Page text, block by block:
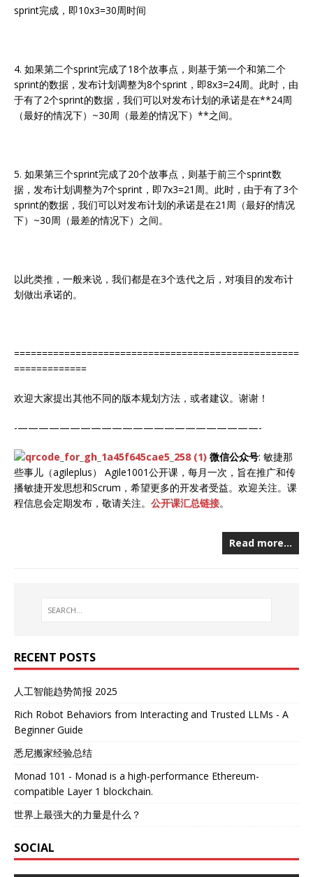
sprint完成，即10x3=30周时间
4. 如果第二个sprint完成了18个故事点，则基于第一个和第二个
sprint的数据，发布计划调整为8个sprint，即8x3=24周。此时，由
于有了2个sprint的数据，我们可以对发布计划的承诺是在**24周
（最好的情况下）~30周（最差的情况下）**之间。
5. 如果第三个sprint完成了20个故事点，则基于前三个sprint数
据，发布计划调整为7个sprint，即7x3=21周。此时，由于有了3个
sprint的数据，我们可以对发布计划的承诺是在21周（最好的情况
下）~30周（最差的情况下）之间。
以此类推，一般来说，我们都是在3个迭代之后，对项目的发布计
划做出承诺的。
===================================================
=============
欢迎大家提出其他不同的版本规划方法，或者建议。谢谢！
-———————————————————————-
微信公众号: 敏捷那
些事儿（agileplus） Agile1001公开课，每月一次，旨在推广和传
播敏捷开发思想和Scrum，希望更多的开发者受益。欢迎关注。课
程信息会定期发布，敬请关注。 公开课汇总链接。
Read more…
RECENT POSTS
人工智能趋势简报 2025
Rich Robot Behaviors from Interacting and Trusted LLMs - A
Beginner Guide
悉尼搬家经验总结
Monad 101 - Monad is a high-performance Ethereum-
compatible Layer 1 blockchain.
世界上最强大的力量是什么？
SOCIAL